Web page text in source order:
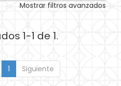
Mostrar filtros avanzados
1-1 de 1.
1 Siguiente